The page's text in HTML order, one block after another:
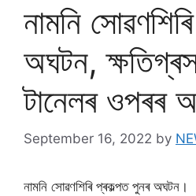
নামনি
অঘটন,
টানেলৰ ওপৰৰ
September 16, 2022 by
নামনি সোৱণশিৰি প্ৰকল্পত পুনৰ অঘটন।